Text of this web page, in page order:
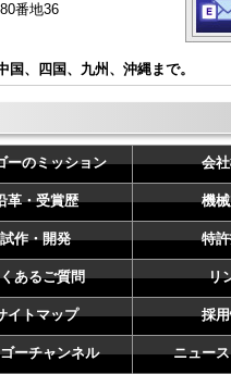
番地36
、四国、九州、沖縄まで。
ーのミッション 会
革・受賞歴 機
試作・開発 特
あるご質問 リ
イトマップ 採
ーチャンネル ニュー